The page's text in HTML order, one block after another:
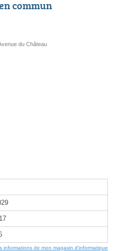
commun
du Château
informations de mon magasin d'informatique